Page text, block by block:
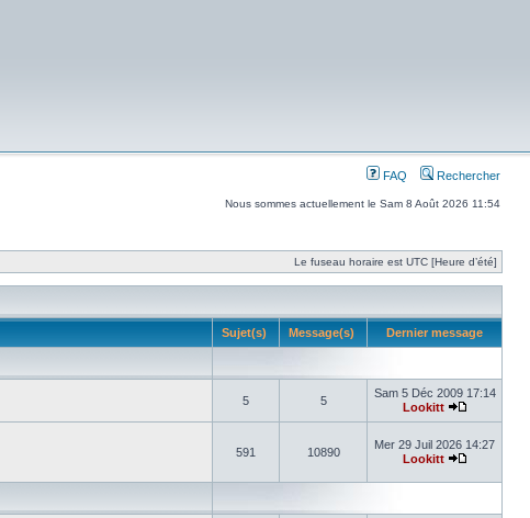
FAQ Rechercher
Nous sommes actuellement le Sam 8 Août 2026 11:54
Le fuseau horaire est UTC [Heure d’été]
Sujet(s) Message(s) Dernier message
5 5
Sam 5 Déc 2009 17:14
Lookitt
591 10890
Mer 29 Juil 2026 14:27
Lookitt